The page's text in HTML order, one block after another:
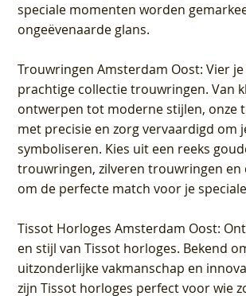
speciale momenten worden
ongeëvenaarde glans.
Trouwringen Amsterdam Oost: Vier
prachtige collectie trouwringen. Van
ontwerpen tot moderne stijlen, onze
met precisie en zorg vervaardigd om
symboliseren. Kies uit een reeks
trouwringen, zilveren trouwringen
om de perfecte match voor je
Tissot Horloges Amsterdam Oost:
en stijl van Tissot horloges. Bekend
uitzonderlijke vakmanschap en
zijn Tissot horloges perfect voor wie